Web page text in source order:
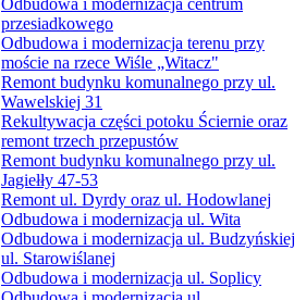
Odbudowa i modernizacja centrum
przesiadkowego
Odbudowa i modernizacja terenu przy
moście na rzece Wiśle „Witacz"
Remont budynku komunalnego przy ul.
Wawelskiej 31
Rekultywacja części potoku Ściernie oraz
remont trzech przepustów
Remont budynku komunalnego przy ul.
Jagiełły 47-53
Remont ul. Dyrdy oraz ul. Hodowlanej
Odbudowa i modernizacja ul. Wita
Odbudowa i modernizacja ul. Budzyńskiej
ul. Starowiślanej
Odbudowa i modernizacja ul. Soplicy